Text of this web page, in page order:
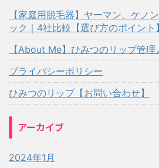
【家庭用脱毛器】ヤーマン、ケノ
ック｜4社比較【選び方のポイント】
【About Me】ひみつのリップ管理
プライバシーポリシー
ひみつのリップ【お問い合わせ】
アーカイブ
2024年1月